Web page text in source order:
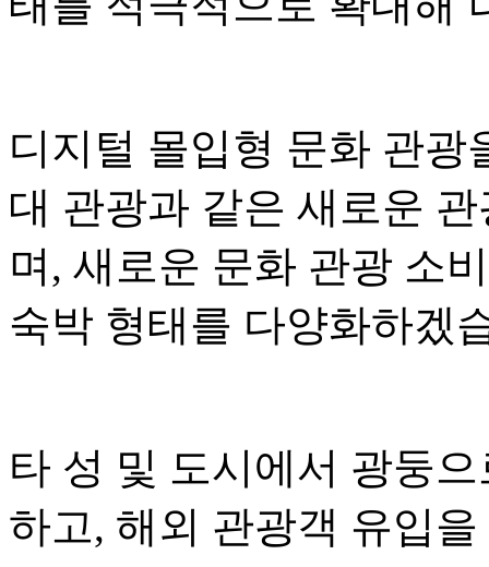
디지털 몰입형 문화 관광
대 관광과 같은 새로운
며, 새로운 문화 관광 소
숙박 형태를 다양화하겠
타 성 및 도시에서 광둥
하고, 해외 관광객 유입